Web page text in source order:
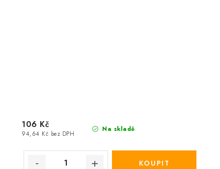
Na skladě
94,64 Kč bez DPH
106 Kč